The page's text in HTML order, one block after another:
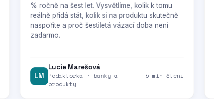
% ročně na šest let. Vysvětlíme, kolik k tomu
reálně přidá stát, kolik si na produktu skutečně
naspoříte a proč šestiletá vázací doba není
zadarmo.
LM
Lucie Marešová
Redaktorka · banky a
produkty
5 min čtení